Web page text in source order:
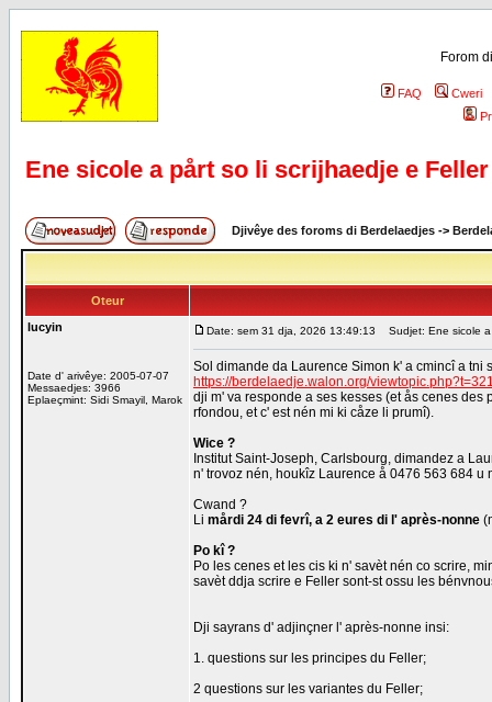
Forom
FAQ
Cweri
Ene sicole a pårt so li scrijhaedje e
Djivêye des foroms di Berdelaedjes ->
Oteur
lucyin
Date d' arivêye: 2005-07-07
Messaedjes: 3966
Eplaeçmint: Sidi Smayil, Marok
Date: sem 31 dja, 2026 13:49:13 Sudjet: Ene sicole a
Sol dimande da Laurence Simon k' a cmincî a tni
https://berdelaedje.walon.org/
dji m' va responde a ses kesses (et ås cenes
rfondou, et c' est nén mi ki cåze li prumî).
Wice ?
Institut Saint-Joseph, Carlsbourg, dimandez a
n' trovoz nén, houkîz Laurence å 0476 563 684
Cwand ?
Li mårdi 24 di fevrî, a 2 eures di l' après-nonne
Po kî ?
Po les cenes et les cis ki n' savèt nén co scrire,
savèt ddja scrire e Feller sont-st ossu les
Dji sayrans d' adjinçner l' après-nonne insi:
1. questions sur les principes du Feller;
2 questions sur les variantes du Feller;